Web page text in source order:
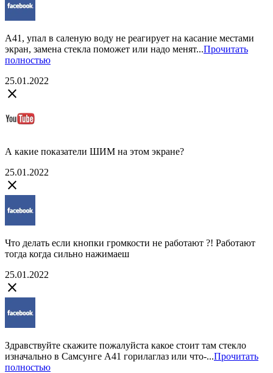
А41, упал в саленую воду не реагирует на касание местами
экран, замена стекла поможет или надо менят...Прочитать
полностью
25.01.2022
close
А какие показатели ШИМ на этом экране?
25.01.2022
close
Что делать если кнопки громкости не работают ?! Работают
тогда когда сильно нажимаеш
25.01.2022
close
Здравствуйте скажите пожалуйста какое стоит там стекло
изначально в Самсунге А41 горилаглаз или что-...Прочитать
полностью